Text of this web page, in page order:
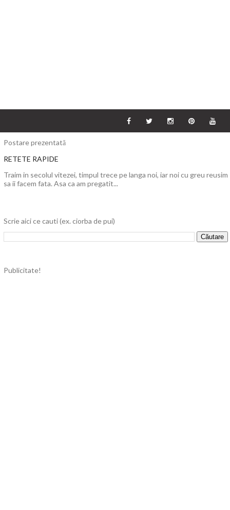
Postare prezentată
RETETE RAPIDE
Traim in secolul vitezei, timpul trece pe langa noi, iar noi cu greu reusim
sa ii facem fata. Asa ca am pregatit...
Scrie aici ce cauti (ex. ciorba de pui)
Publicitate!